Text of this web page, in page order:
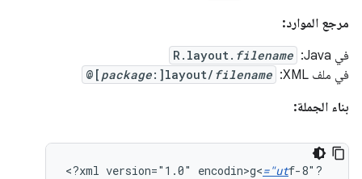
مرجع الموارد:
في Java:
R.layout. filename
في ملف XML: @[ package:]layout/ filename
بناء الجملة:
<?xml version="1.0" encodin>g<="utf-8"?